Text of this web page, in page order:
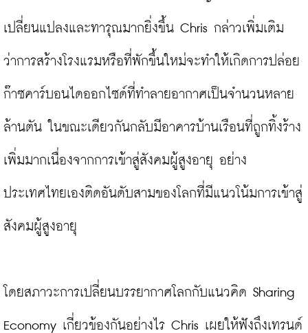
เปลี่ยนแปลงและทารุณมากยิ่งขึ้น Chris กล่าวเพิ่มเติม
ว่าการสร้างโรงแรมหรือที่พักขึ้นใหม่จะทำให้เกิดการปล่อย
ก๊าซคาร์บอนไดออกไซด์ที่ทำลายอากาศเป็นจำนวนหลาย
ล้านตัน ในขณะเดียวกันกลับมีอาคารบ้านเรือนที่ถูกทิ้งร้าง
เพิ่มมากเนื่องจากการเข้าสู่สังคมผู้สูงอายุ อย่าง
ประเทศไทยเองติดอันดับสามของโลกที่มีแนวโน้มการเข้าสู่
สังคมผู้สูงอายุ
โดยสภาวะการเปลี่ยนบรรยากาศโลกกับแนวคิด Sharing
Economy เกี่ยวข้องกันอย่างไร Chris เผยให้ฟังถึงเทรนด์